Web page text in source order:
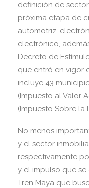
definición de
próxima etapa de
automotriz,
electrónico,
Decreto de
que entró en vigor
incluye 43
(Impuesto al Valor
(Impuesto Sobre la
No menos
y el sector
respectivamente
y el impulso que
Tren Maya que